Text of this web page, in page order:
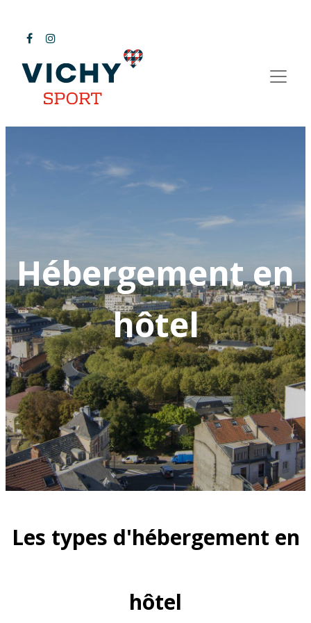
Hébergement en
hôtel
Les types d'hébergement en
hôtel